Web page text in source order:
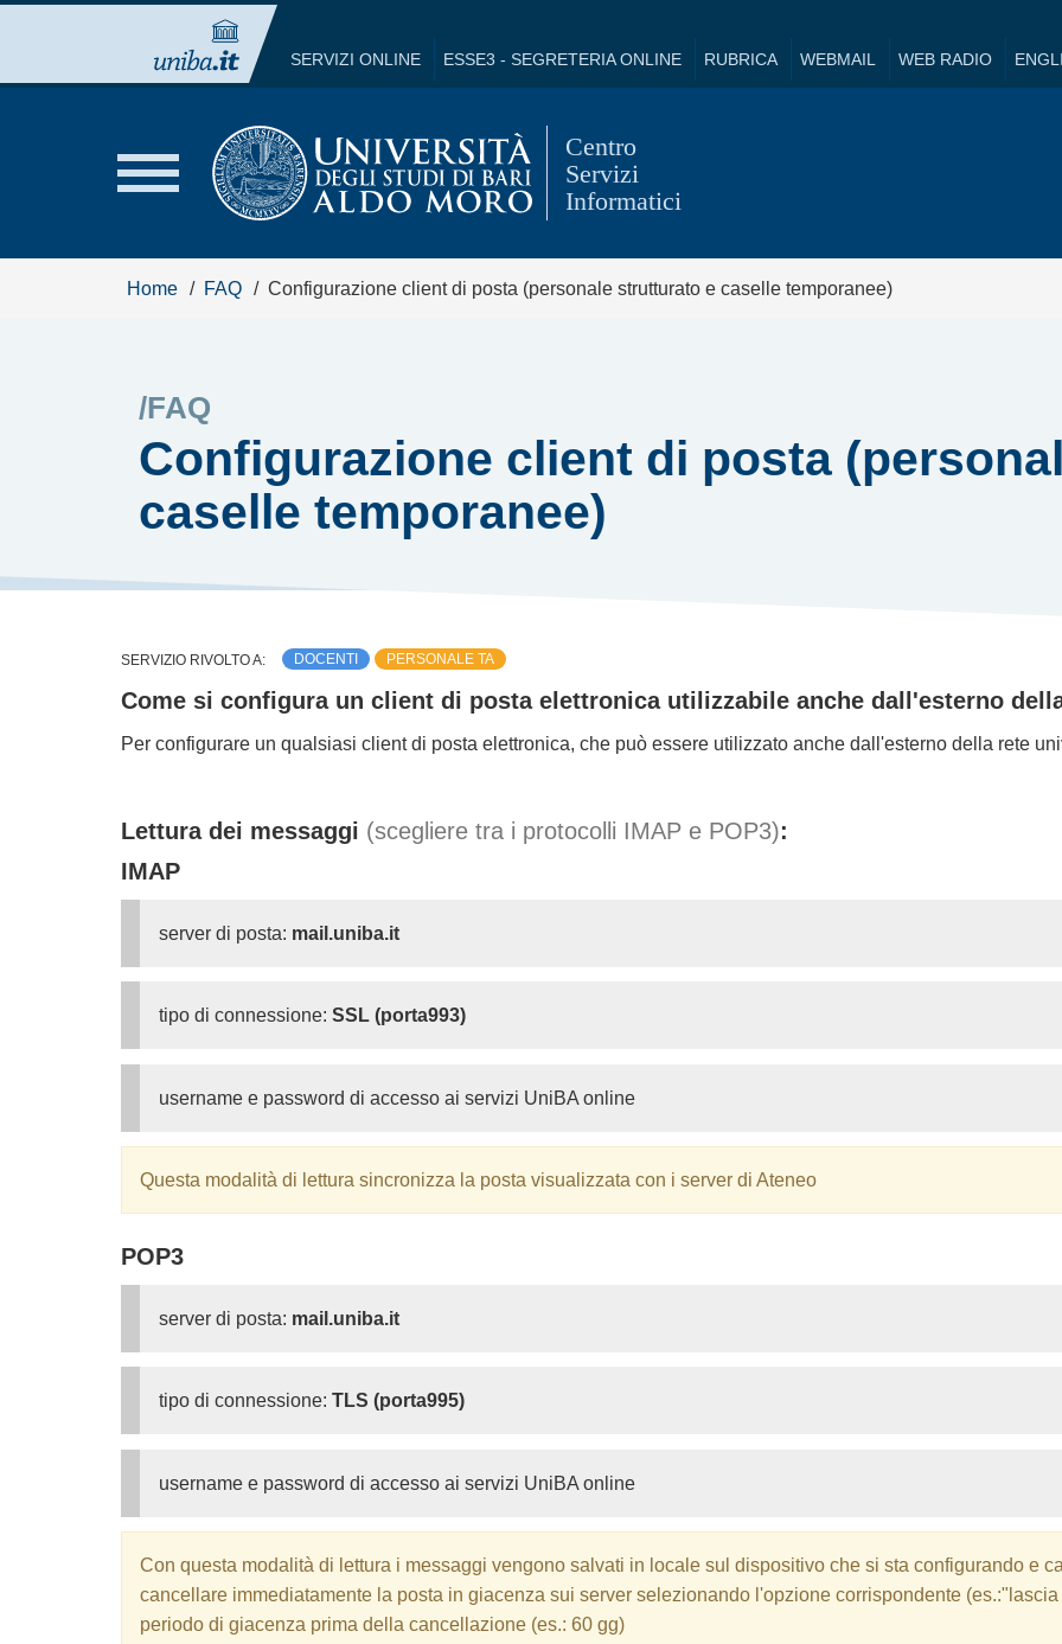
SERVIZI ONLINE ESSE3 - SEGRETERIA ONLINE RUBRICA WEBMAIL WEB RADIO
Home FAQ Configurazione client di posta (personale strutturato e caselle temporanee)
/FAQ
Configurazione client di posta
caselle temporanee)
SERVIZIO RIVOLTO A: DOCENTI PERSONALE TA
Come si configura un client di posta elettronica utilizzabile anche dall'esterno
Per configurare un qualsiasi client di posta elettronica, che può essere utilizzato anche dall'esterno della rete
Lettura dei messaggi (scegliere tra i protocolli IMAP e POP3):
IMAP
server di posta: mail.uniba.it
tipo di connessione: SSL (porta993)
username e password di accesso ai servizi UniBA online
Questa modalità di lettura sincronizza la posta visualizzata con i server di Ateneo
POP3
server di posta: mail.uniba.it
tipo di connessione: TLS (porta995)
username e password di accesso ai servizi UniBA online
Con questa modalità di lettura i messaggi vengono salvati in locale sul dispositivo che si sta configurando e
cancellare immediatamente la posta in giacenza sui server selezionando l'opzione corrispondente
periodo di giacenza prima della cancellazione (es.: 60 gg)